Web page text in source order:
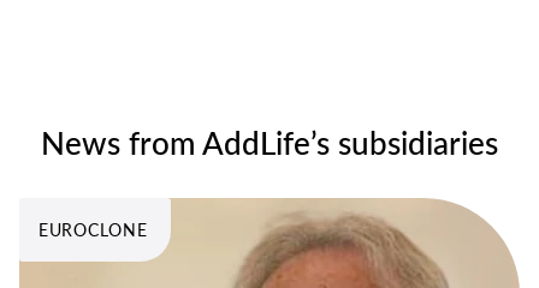
News from AddLife’s subsidiaries
EUROCLONE